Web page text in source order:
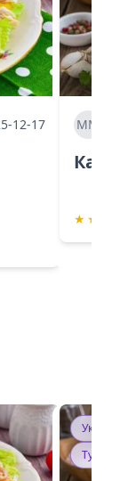
12-17 ММ
★ ★